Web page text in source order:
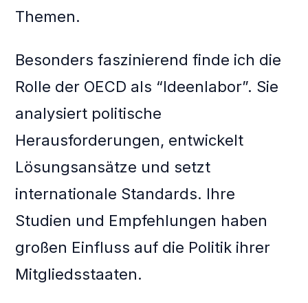
Themen.
Besonders faszinierend finde ich die
Rolle der OECD als “Ideenlabor”. Sie
analysiert politische
Herausforderungen, entwickelt
Lösungsansätze und setzt
internationale Standards. Ihre
Studien und Empfehlungen haben
großen Einfluss auf die Politik ihrer
Mitgliedsstaaten.